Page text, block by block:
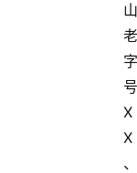
山
老
字
号
X
X
、